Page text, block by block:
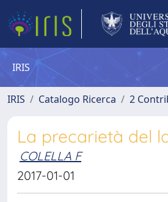
IRIS
IRIS Catalogo Ricerca 2
La precarietà del
COLELLA F
2017-01-01